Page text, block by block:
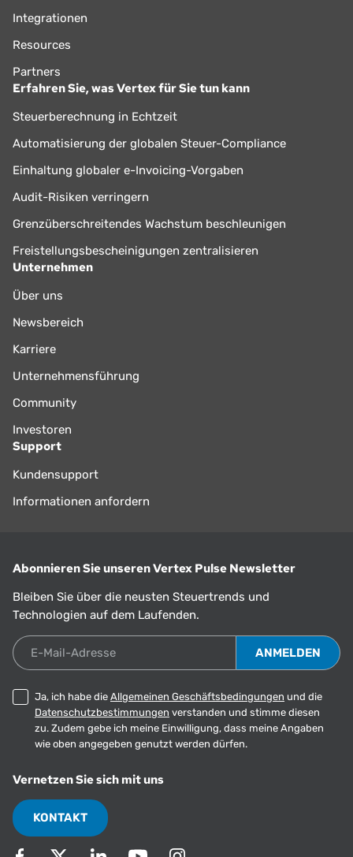
Integrationen
Resources
Partners
Erfahren Sie, was Vertex für Sie tun kann
Steuerberechnung in Echtzeit
Automatisierung der globalen Steuer-Compliance
Einhaltung globaler e-Invoicing-Vorgaben
Audit-Risiken verringern
Grenzüberschreitendes Wachstum beschleunigen
Freistellungsbescheinigungen zentralisieren
Unternehmen
Über uns
Newsbereich
Karriere
Unternehmensführung
Community
Investoren
Support
Kundensupport
Informationen anfordern
Abonnieren Sie unseren Vertex Pulse Newsletter
Bleiben Sie über die neusten Steuertrends und
Technologien auf dem Laufenden.
E-Mail-Adresse
Ja, ich habe die Allgemeinen Geschäftsbedingungen und die
Datenschutzbestimmungen verstanden und stimme diesen
zu. Zudem gebe ich meine Einwilligung, dass meine Angaben
wie oben angegeben genutzt werden dürfen.
Vernetzen Sie sich mit uns
KONTAKT